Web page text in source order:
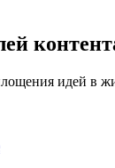
идей в